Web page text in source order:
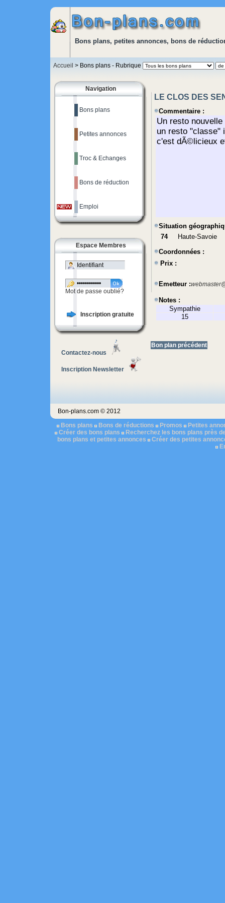
Bons plans, petites annonces, bons de
Accueil > Bons plans - Rubrique
Navigation
Bons plans
Petites annonces
Troc & Echanges
Bons de réduction
Emploi
Espace Membres
Mot de passe oublié?
Inscription gratuite
Contactez-nous
Inscription Newsletter
LE CLOS DES
Commentaire :
Situation
74
Haute-Savoie
Coordonnées :
Prix :
Emetteur :
Notes :
Sympathie
15
Bon plan précédent
Bon-plans.com © 2012
Bons plans
Bons de réductions Promos
Petites
Créer des bons plans
Recherchez les bons plans près
bons plans et petites annonces
Créer des petites